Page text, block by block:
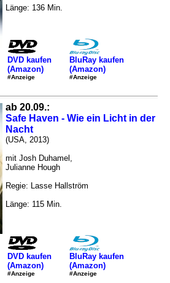
Länge: 136 Min.
DVD kaufen
(Amazon)
#Anzeige
BluRay kaufen
(Amazon)
#Anzeige
ab 20.09.:
Safe Haven - Wie ein Licht in der
Nacht
(USA, 2013)
mit Josh Duhamel,
Julianne Hough
Regie: Lasse Hallström
Länge: 115 Min.
DVD kaufen
(Amazon)
#Anzeige
BluRay kaufen
(Amazon)
#Anzeige